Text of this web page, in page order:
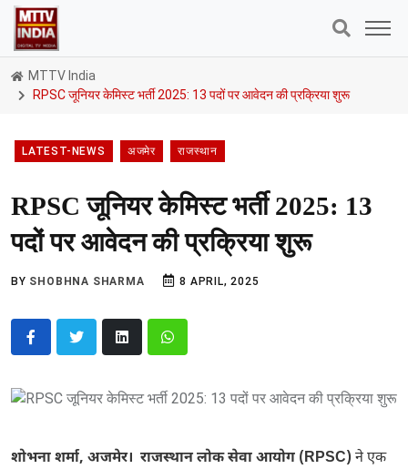
MTTV India
RPSC जूनियर केमिस्ट भर्ती 2025: 13 पदों पर आवेदन की प्रक्रिया शुरू
LATEST-NEWS अजमेर राजस्थान
RPSC जूनियर केमिस्ट भर्ती 2025: 13
पदों पर आवेदन की प्रक्रिया शुरू
BY SHOBHNA SHARMA 8 APRIL, 2025
शोभना शर्मा, अजमेर। राजस्थान लोक सेवा आयोग (RPSC) ने एक